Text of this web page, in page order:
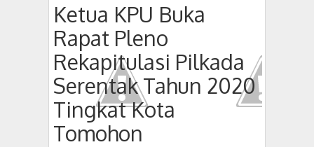
Ketua KPU Buka
Rapat Pleno
Rekapitulasi Pilkada
Serentak Tahun 2020
Tingkat Kota
Tomohon